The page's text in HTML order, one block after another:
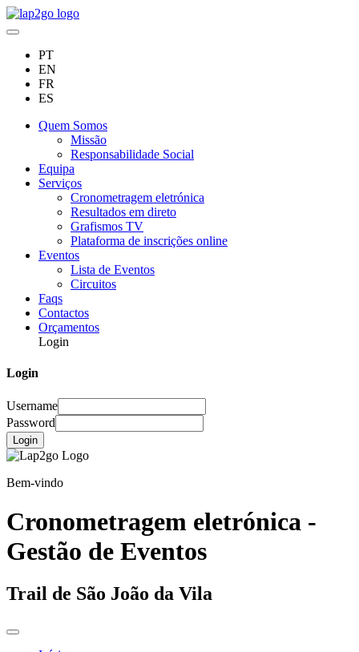
PT
EN
FR
ES
Quem Somos
Missão
Responsabilidade Social
Equipa
Serviços
Cronometragem eletrónica
Resultados em direto
Grafismos TV
Plataforma de inscrições online
Eventos
Lista de Eventos
Circuitos
Faqs
Contactos
Orçamentos
Login
Login
Username
Password
Login
Bem-vindo
Cronometragem eletrónica -
Gestão de Eventos
Trail de São João da Vila